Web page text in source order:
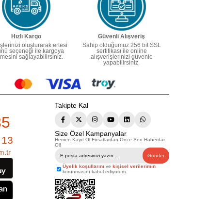
Hızlı Kargo
oluşturarak ertesi
seçeneği ile kargoya
sağlayabilirsiniz.
Güvenli Alışveriş
Sahip olduğumuz 256 bit SSL
sertifikası ile online
alışverişlerinizi güvenle
yapabilirsiniz.
Takipte Kal
Size Özel Kampanyalar
Hemen Kayıt Ol Fırsatlardan Önce Sen Haberdar
Ol!
Gönder
Üyelik koşullarını ve kişisel verilerimin
korunmasını kabul ediyorum.